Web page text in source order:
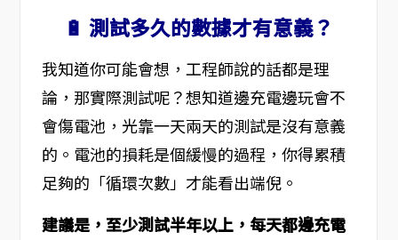
🔋 測試多久的數據才有意義？
我知道你可能會想，工程師說的話都是理
論，那實際測試呢？想知道邊充電邊玩會不
會傷電池，光靠一天兩天的測試是沒有意義
的。電池的損耗是個緩慢的過程，你得累積
足夠的「循環次數」才能看出端倪。
建議是，至少測試半年以上，每天都邊充電